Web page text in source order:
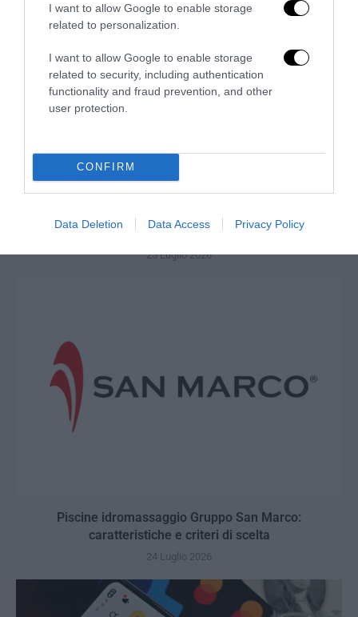
I want to allow Google to enable storage
related to personalization.
I want to allow Google to enable storage
related to security, including authentication
functionality and fraud prevention, and other
user protection.
CONFIRM
Data Deletion Data Access Privacy Policy
Armony Floor: esperienza, organizzazione e una
proposta costruita intorno a ogni progetto
25 Luglio 2026
Piscine idromassaggio Gruppo San Marco:
caratteristiche e criteri di scelta
24 Luglio 2026